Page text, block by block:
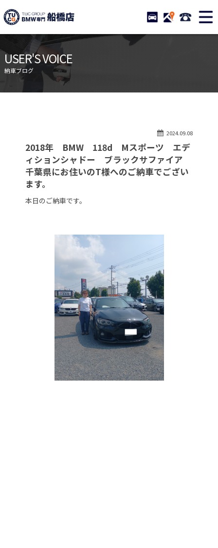
TUCグループ BMW専門 船
STOCK ACCESS 047-
ニュース
在庫リスト
目玉車両一覧
店舗紹介
保証＆サービス
アクセスマップ
自動車保険
TUCとは？
リクルート
納車blog
スタッフblog
USER'S VOICE
納車ブログ
2024.09.08
2018年 BMW 118d Mスポーツ エデ
ィションシャドー ブラックサファイア
千葉県にお住いのT様へのご納車でござい
ます。
本日のご納車です。